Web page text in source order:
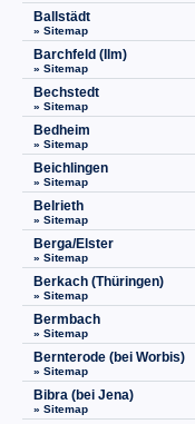
Ballstädt
» Sitemap
Barchfeld (Ilm)
» Sitemap
Bechstedt
» Sitemap
Bedheim
» Sitemap
Beichlingen
» Sitemap
Belrieth
» Sitemap
Berga/Elster
» Sitemap
Berkach (Thüringen)
» Sitemap
Bermbach
» Sitemap
Bernterode (bei Worbis)
» Sitemap
Bibra (bei Jena)
» Sitemap